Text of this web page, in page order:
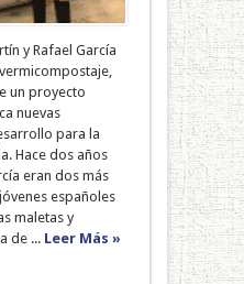
y Rafael García
un proyecto
nuevas
para la
Hace dos años
eran dos más
españoles
maletas y
de ... Leer Más »